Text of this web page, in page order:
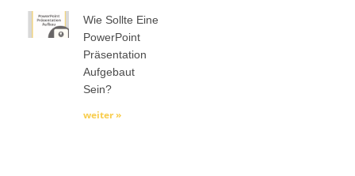
Wie Sollte Eine
PowerPoint
Präsentation
Aufgebaut
Sein?
weiter »